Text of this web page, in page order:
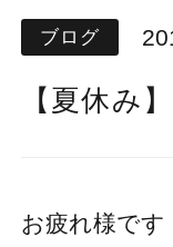
ブログ
【夏休み】
お疲れ様です